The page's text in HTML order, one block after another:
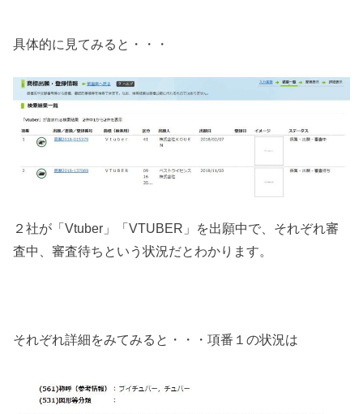
具体的に見てみると・・・
２社が「Vtuber」「VTUBER」を出願中で、それぞれ審
査中、審査待ちという状況だとわかります。
それぞれ詳細をみてみると・・・項番１の状況は